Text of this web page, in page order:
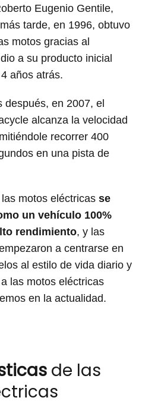
Eugenio Gentile,
tarde, en 1996, obtuvo
motos gracias al
a su producto inicial
años atrás.
después, en 2007, el
alcanza la velocidad
recorrer 400
en una pista de
motos eléctricas se
un vehículo 100%
rendimiento, y las
a centrarse en
al estilo de vida diario y
las motos eléctricas
en la actualidad.
de las